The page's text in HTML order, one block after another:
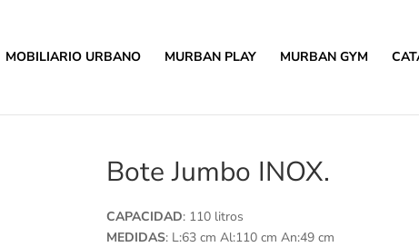
MOBILIARIO URBANO MURBAN PLAY MURBAN GYM
Bote Jumbo INOX.
CAPACIDAD: 110 litros
MEDIDAS: L:63 cm Al:110 cm An:49 cm